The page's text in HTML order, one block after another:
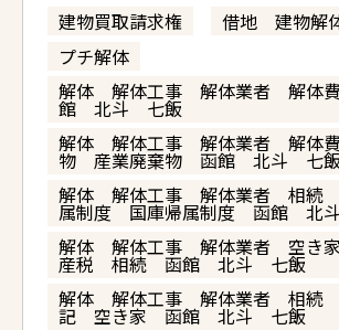
建物買取請求権
借地 建物解
プチ解体
解体 解体工事 解体業者 解体
館 北斗 七飯
解体 解体工事 解体業者 解体
物 産業廃棄物 函館 北斗 七飯
解体 解体工事 解体業者 相
属制度 国庫帰属制度 函館 北
解体 解体工事 解体業者 空き
産税 相続 函館 北斗 七飯
解体 解体工事 解体業者 相続
記 空き家 函館 北斗 七飯